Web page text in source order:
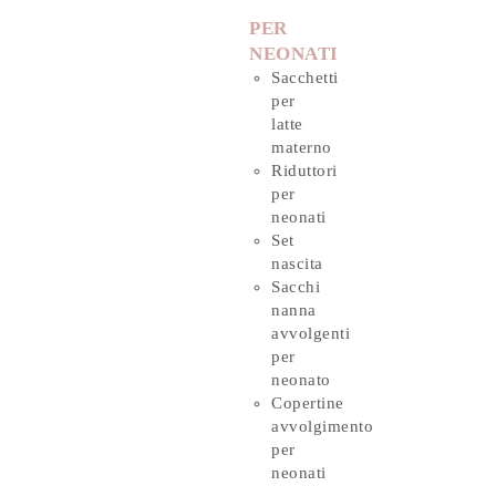
PER
NEONATI
Sacchetti
per
latte
materno
Riduttori
per
neonati
Set
nascita
Sacchi
nanna
avvolgenti
per
neonato
Copertine
avvolgimento
per
neonati